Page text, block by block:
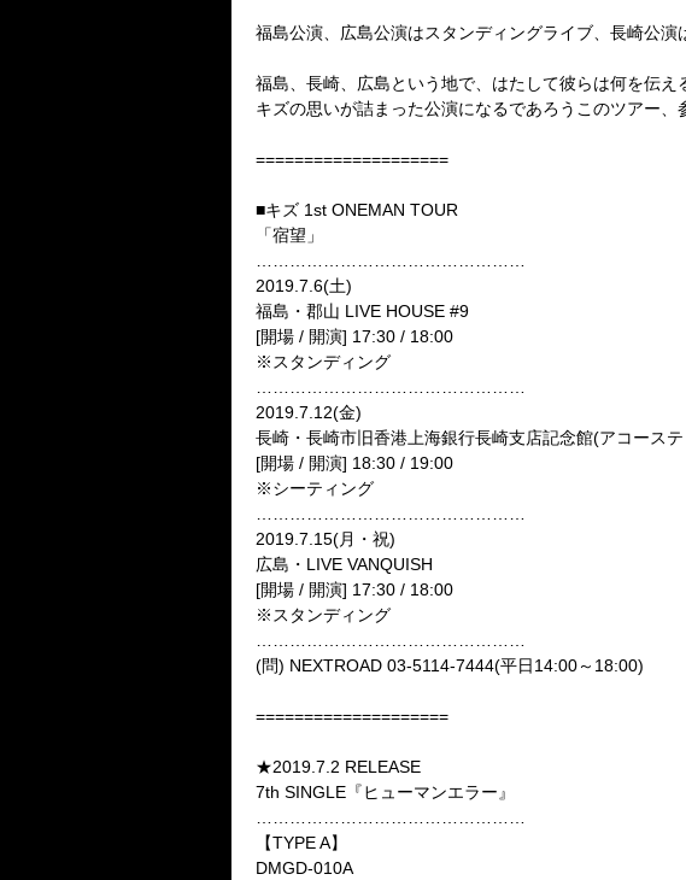
福島公演、広島公演はスタンディングライブ、長崎公
福島、長崎、広島という地で、はたして彼らは何を伝え
キズの思いが詰まった公演になるであろうこのツアー、
====================
■キズ 1st ONEMAN TOUR
「宿望」
2019.7.6(土)
福島・郡山 LIVE HOUSE #9
[開場 / 開演] 17:30 / 18:00
※ スタンディング
2019.7.12(金)
長崎・長崎市旧香港上海銀行長崎支店記念館(アコーステ
[開場 / 開演] 18:30 / 19:00
※シーティング
2019.7.15(月・祝)
広島・ LIVE VANQUISH
[開場 / 開演] 17:30 / 18:00
※ スタンディング
(問) NEXTROAD 03-5114-7444(平日14:00～ 18:00)
====================
★2019.7.2 RELEASE
7th SINGLE 『ヒューマンエラー』
【TYPE A】
DMGD-010A